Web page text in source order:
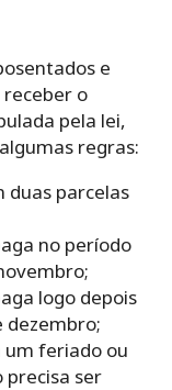
e
receber o
pela lei,
regras:
duas parcelas
no período
logo depois
dezembro;
um feriado ou
ser